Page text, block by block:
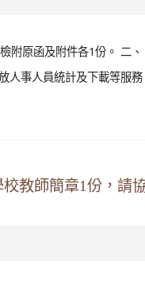
附原函及附件各1份。 二
人事人員統計及下載等服
教師簡章1份，請